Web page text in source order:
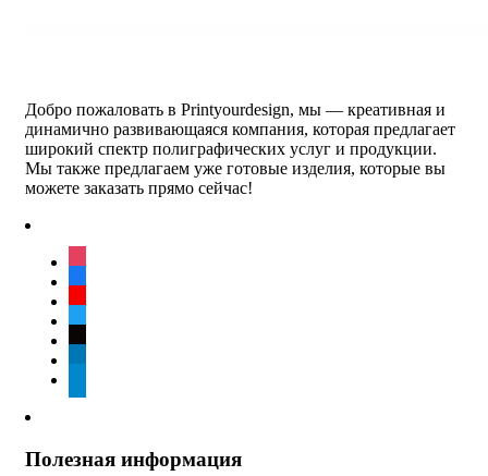
Добро пожаловать в Printyourdesign, мы — креативная и
динамично развивающаяся компания, которая предлагает
широкий спектр полиграфических услуг и продукции.
Мы также предлагаем уже готовые изделия, которые вы
можете заказать прямо сейчас!
Полезная информация